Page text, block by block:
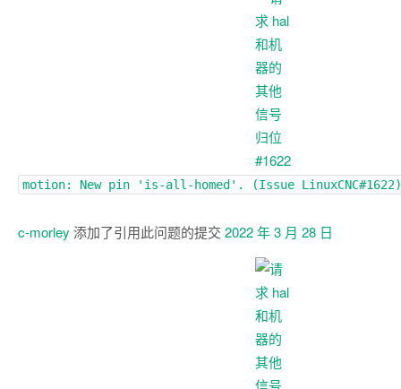
motion: New pin 'is-all-homed'. (Issue LinuxCNC#1622)
c-morley 添加了引用此问题的提交 2022 年 3 月 28 日